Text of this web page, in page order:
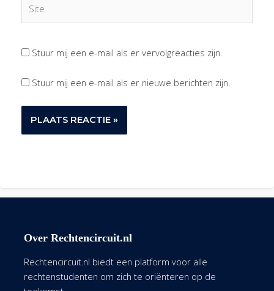
Stuur mij een e-mail als er vervolgreacties zijn.
Stuur mij een e-mail als er nieuwe berichten zijn.
Over Rechtencircuit.nl
Rechtencircuit.nl biedt een platform voor alle
rechtenstudenten om zich te oriënteren op de